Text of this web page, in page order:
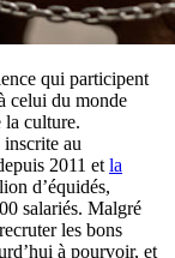
qui participent
celui du monde
la culture.
au
2011 et la
d’équidés,
salariés. Malgré
les bons
à pourvoir, et